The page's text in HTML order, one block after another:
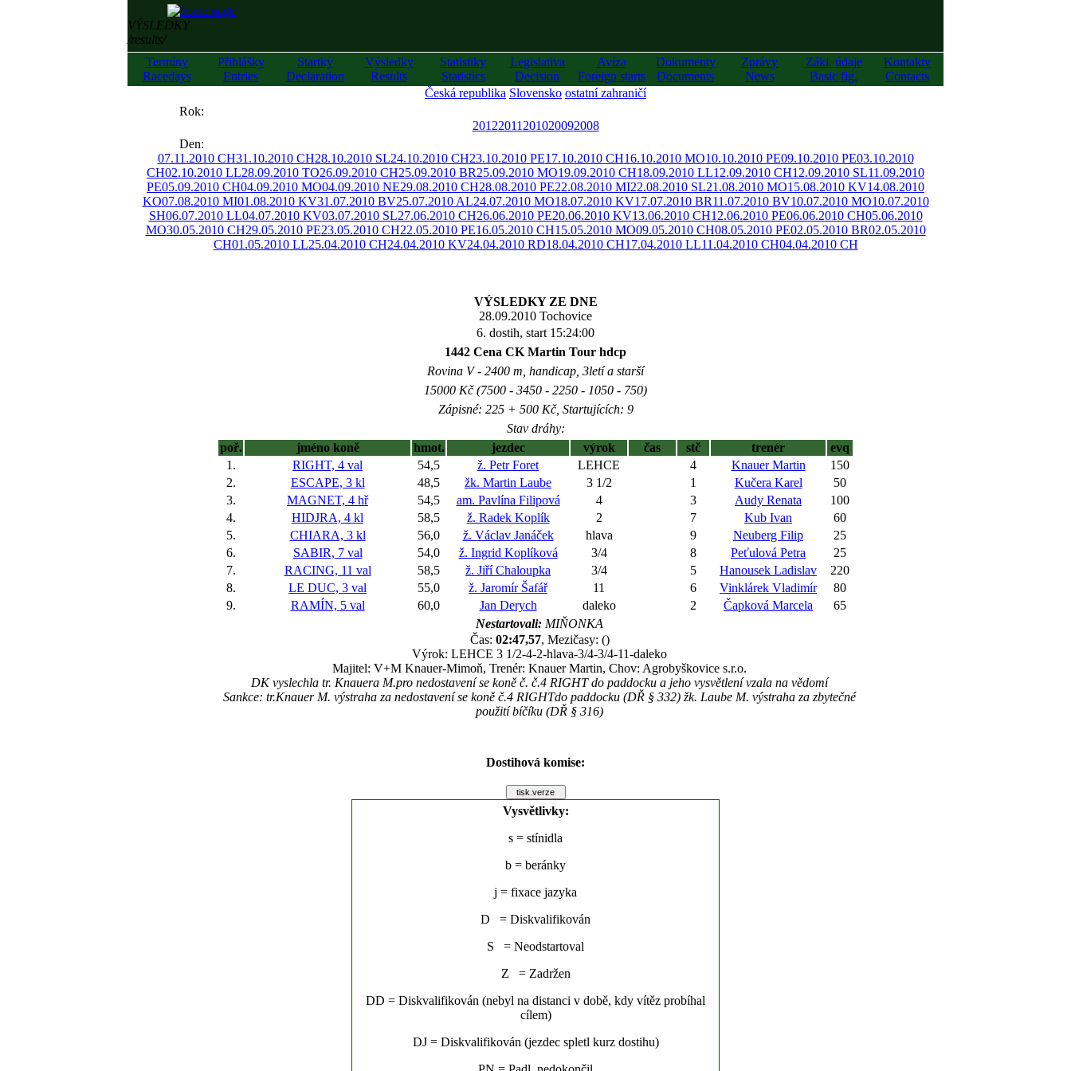
VÝSLEDKY
/results/
Termíny
Racedays
Přihlášky
Entries
Startky
Declaration
Výsledky
Results
Statistiky
Statistics
Legislativa
Decision
Avíza
Foreign starts
Dokumenty
Documents
Zprávy
News
Zákl. údaje
Basic fig.
Kontakty
Contacts
Česká republika Slovensko ostatní zahraničí
Rok:
20122011 201020092008
Den:
07.11.2010 CH31.10.2010 CH28.10.2010 SL24.10.2010 CH23.10.2010 PE17.10.2010 CH16.10.2010 MO10.10.2010 PE09.10.2010 PE03.10.2010
CH02.10.2010 LL28.09.2010 TO26.09.2010 CH25.09.2010 BR25.09.2010 MO19.09.2010 CH18.09.2010 LL12.09.2010 CH12.09.2010 SL11.09.2010
PE05.09.2010 CH04.09.2010 MO04.09.2010 NE29.08.2010 CH28.08.2010 PE22.08.2010 MI22.08.2010 SL21.08.2010 MO15.08.2010 KV14.08.2010
KO07.08.2010 MI01.08.2010 KV31.07.2010 BV25.07.2010 AL24.07.2010 MO18.07.2010 KV17.07.2010 BR11.07.2010 BV10.07.2010 MO10.07.2010
SH06.07.2010 LL04.07.2010 KV03.07.2010 SL27.06.2010 CH26.06.2010 PE20.06.2010 KV13.06.2010 CH12.06.2010 PE06.06.2010 CH05.06.2010
MO30.05.2010 CH29.05.2010 PE23.05.2010 CH22.05.2010 PE16.05.2010 CH15.05.2010 MO09.05.2010 CH08.05.2010 PE02.05.2010 BR02.05.2010
CH01.05.2010 LL25.04.2010 CH24.04.2010 KV24.04.2010 RD18.04.2010 CH17.04.2010 LL11.04.2010 CH04.04.2010 CH
VÝSLEDKY ZE DNE
28.09.2010 Tochovice
6. dostih, start 15:24:00
1442 Cena CK Martin Tour hdcp
Rovina V - 2400 m, handicap, 3letí a starší
15000 Kč (7500 - 3450 - 2250 - 1050 - 750)
Zápisné: 225 + 500 Kč, Startujících: 9
Stav dráhy:
poř.
jméno koně hmot. jezdec výrok čas stč trenér
evq
1.
RIGHT, 4 val 54,5 ž. Petr Foret LEHCE 4 Knauer Martin
150
2.
ESCAPE, 3 kl 48,5 žk. Martin Laube 3 1/2 1 Kučera Karel
50
3.
MAGNET, 4 hř 54,5 am. Pavlína Filipová 4 3 Audy Renata
100
4.
HIDJRA, 4 kl 58,5 ž. Radek Koplík 2 7 Kub Ivan
60
5.
CHIARA, 3 kl 56,0 ž. Václav Janáček hlava 9 Neuberg Filip
25
6.
SABIR, 7 val 54,0 ž. Ingrid Koplíková 3/4 8 Peťulová Petra
25
7.
RACING, 11 val 58,5 ž. Jiří Chaloupka 3/4 5 Hanousek Ladislav
220
8.
LE DUC, 3 val 55,0 ž. Jaromír Šafář 11 6 Vinklárek Vladimír
80
9.
RAMÍN, 5 val 60,0 Jan Derych daleko 2 Čapková Marcela
65
Nestartovali: MIŇONKA
Čas: 02:47,57, Mezičasy: ()
Výrok: LEHCE 3 1/2-4-2-hlava-3/4-3/4-11-daleko
Majitel: V+M Knauer-Mimoň, Trenér: Knauer Martin, Chov: Agrobyškovice s.r.o.
DK vyslechla tr. Knauera M.pro nedostavení se koně č. č.4 RIGHT do paddocku a jeho vysvětlení vzala na vědomí
Sankce: tr.Knauer M. výstraha za nedostavení se koně č.4 RIGHTdo paddocku (DŘ § 332) žk. Laube M. výstraha za zbytečné
použití bíčíku (DŘ § 316)
Dostihová komise:
Vysvětlivky:
s = stínidla
b = beránky
j = fixace jazyka
D = Diskvalifikován
S = Neodstartoval
Z = Zadržen
DD = Diskvalifikován (nebyl na distanci v době, kdy vítěz probíhal
cílem)
DJ = Diskvalifikován (jezdec spletl kurz dostihu)